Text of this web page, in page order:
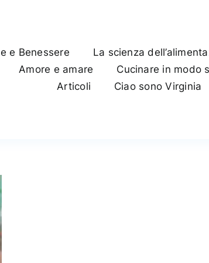
e Benessere
La scienza
Amore e amare Cucinare in modo
Articoli
Ciao sono Virginia